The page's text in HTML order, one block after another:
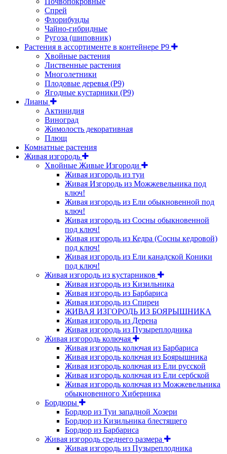
Спрей
Флорибунды
Чайно-гибридные
Ругоза (шиповник)
Растения в ассортименте в контейнере P9
Хвойные растения
Лиственные растения
Многолетники
Плодовые деревья (Р9)
Ягодные кустарники (Р9)
Лианы
Актинидия
Виноград
Жимолость декоративная
Плющ
Комнатные растения
Живая изгородь
Хвойные Живые Изгороди
Живая изгородь из туи
Живая Изгородь из Можжевельника под
ключ!
Живая изгородь из Ели обыкновенной под
ключ!
Живая изгородь из Сосны обыкновенной
под ключ!
Живая изгородь из Кедра (Сосны кедровой)
под ключ!
Живая изгородь из Ели канадской Коники
под ключ!
Живая изгородь из кустарников
Живая изгородь из Кизильника
Живая изгородь из Барбариса
Живая изгородь из Спиреи
ЖИВАЯ ИЗГОРОДЬ ИЗ БОЯРЫШНИКА
Живая изгородь из Дерена
Живая изгородь из Пузыреплодника
Живая изгородь колючая
Живая изгородь колючая из Барбариса
Живая изгородь колючая из Боярышника
Живая изгородь колючая из Ели русской
Живая изгородь колючая из Ели сербской
Живая изгородь колючая из Можжевельника
обыкновенного Хиберника
Бордюры
Бордюр из Туи западной Хозери
Бордюр из Кизильника блестящего
Бордюр из Барбариса
Живая изгородь среднего размера
Живая изгородь из Пузыреплодника